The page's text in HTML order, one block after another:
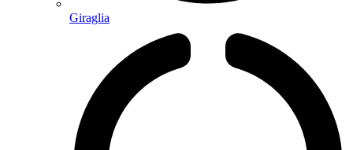
Giraglia